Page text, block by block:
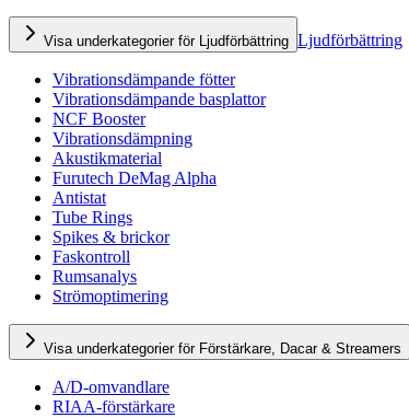
Visa underkategorier för Ljudförbättring Ljudförbättring
Vibrationsdämpande fötter
Vibrationsdämpande basplattor
NCF Booster
Vibrationsdämpning
Akustikmaterial
Furutech DeMag Alpha
Antistat
Tube Rings
Spikes & brickor
Faskontroll
Rumsanalys
Strömoptimering
Visa underkategorier för Förstärkare, Dacar & Streamers
A/D-omvandlare
RIAA-förstärkare